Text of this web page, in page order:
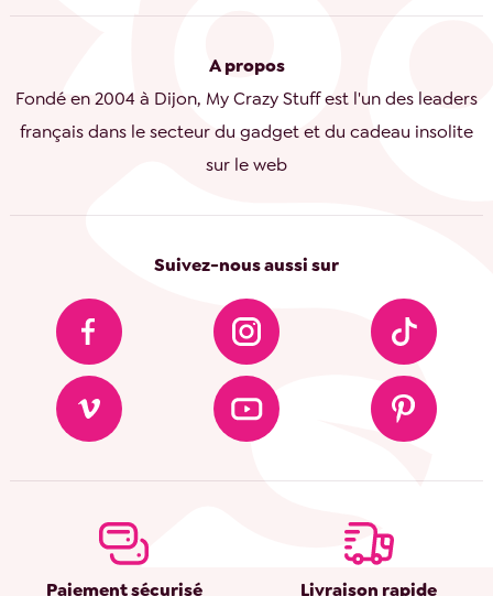
A propos
Fondé en 2004 à Dijon, My Crazy Stuff est l'un des leaders
français dans le secteur du gadget et du cadeau insolite
sur le web
Suivez-nous aussi sur
Paiement sécurisé Livraison rapide